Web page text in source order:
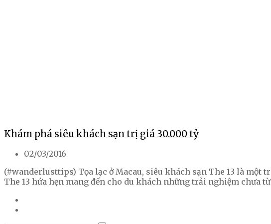
Khám phá siêu khách sạn trị giá 30.000 tỷ
02/03/2016
(#wanderlusttips) Tọa lạc ở Macau, siêu khách sạn The 13 là
The 13 hứa hẹn mang đến cho du khách những trải nghiệm